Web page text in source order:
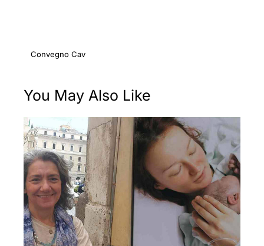
Convegno Cav
You May Also Like